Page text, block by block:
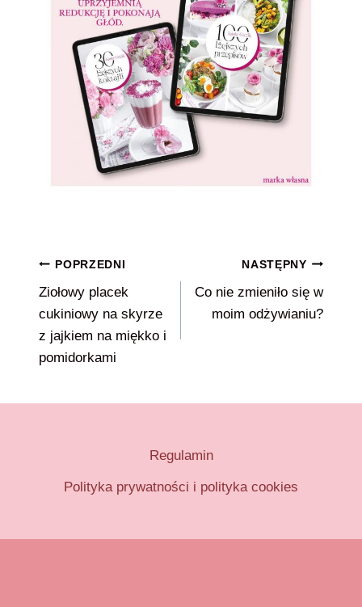
Nawigacja
wpisu
POPRZEDNI
Ziołowy placek
cukiniowy na skyrze
z jajkiem na miękko i
pomidorkami
NASTĘPNY
Co nie zmieniło się w
moim odżywianiu?
Regulamin
Polityka prywatności i polityka cookies